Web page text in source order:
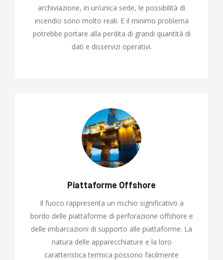
archiviazione, in un’unica sede, le possibilità di
incendio sono molto reali. E il minimo problema
potrebbe portare alla perdita di grandi quantità di
dati e disservizi operativi.
Piattaforme Offshore
Il fuoco rappresenta un rischio significativo a
bordo delle piattaforme di perforazione offshore e
delle imbarcazioni di supporto alle piattaforme. La
natura delle apparecchiature e la loro
caratteristica termica possono facilmente